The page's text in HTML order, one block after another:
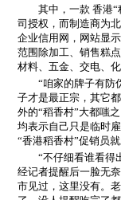
其中，一款 香港“
司授权，而制造商为
企业信用网，网站显
范围除加工、销售糕
材料、五金、交电、化
“咱家的牌子有防伪
子才是最正宗，其它
外的“稻香村”大都嗤
均表示自己只是临时
“香港稻香村”促销员
“不仔细看谁看得出
经记者提醒后一脸无
市见过，这里没有。